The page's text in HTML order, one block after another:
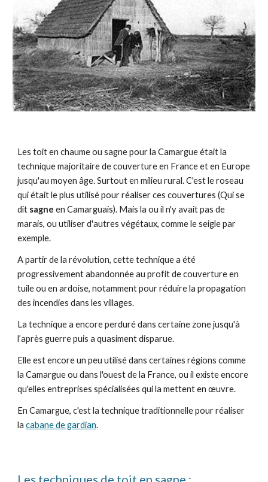
Les toit en chaume ou sagne pour la Camargue était la
technique majoritaire de couverture en France et en Europe
jusqu'au moyen âge. Surtout en milieu rural. C'est le roseau
qui était le plus utilisé pour réaliser ces couvertures (Qui se
dit sagne en Camarguais). Mais la ou il n'y avait pas de
marais, ou utiliser d'autres végétaux, comme le seigle par
exemple.
A partir de la révolution, cette technique a été
progressivement abandonnée au profit de couverture en
tuile ou en ardoise, notamment pour réduire la propagation
des incendies dans les villages.
La technique a encore perduré dans certaine zone jusqu'à
l’après guerre puis a quasiment disparue.
Elle est encore un peu utilisé dans certaines régions comme
la Camargue ou dans l'ouest de la France, ou il existe encore
qu'elles entreprises spécialisées qui la mettent en œuvre.
En Camargue, c'est la technique traditionnelle pour réaliser
lacabane de gardian.
Les techniques de toit en sagne :